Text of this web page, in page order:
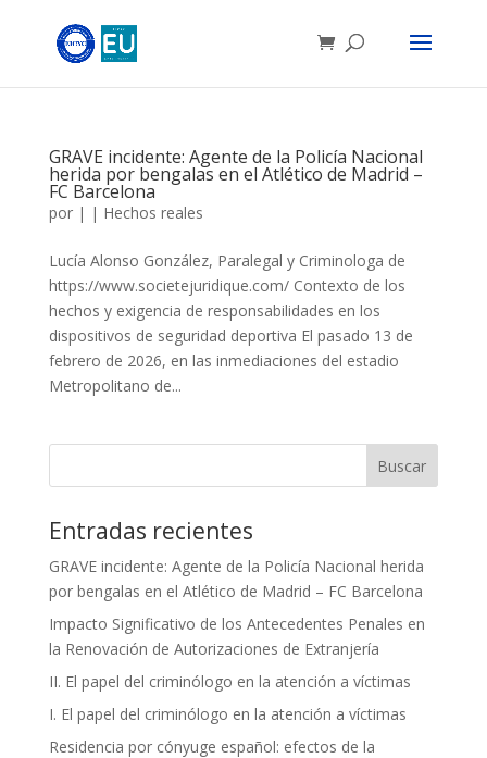
GRAVE incidente: Agente de la Policía Nacional
herida por bengalas en el Atlético de Madrid –
FC Barcelona
por | | Hechos reales
Lucía Alonso González, Paralegal y Criminologa de
https://www.societejuridique.com/ Contexto de los
hechos y exigencia de responsabilidades en los
dispositivos de seguridad deportiva El pasado 13 de
febrero de 2026, en las inmediaciones del estadio
Metropolitano de...
Entradas recientes
GRAVE incidente: Agente de la Policía Nacional herida
por bengalas en el Atlético de Madrid – FC Barcelona
Impacto Significativo de los Antecedentes Penales en
la Renovación de Autorizaciones de Extranjería
II. El papel del criminólogo en la atención a víctimas
I. El papel del criminólogo en la atención a víctimas
Residencia por cónyuge español: efectos de la